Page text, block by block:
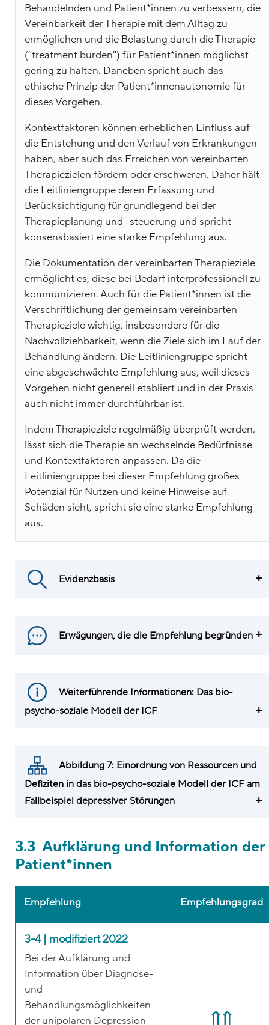
Behandelnden und Patient*innen zu verbessern, die
Vereinbarkeit der Therapie mit dem Alltag zu
ermöglichen und die Belastung durch die Therapie
("treatment burden") für Patient*innen möglichst
gering zu halten. Daneben spricht auch das
ethische Prinzip der Patient*innenautonomie für
dieses Vorgehen.
Kontextfaktoren können erheblichen Einfluss auf
die Entstehung und den Verlauf von Erkrankungen
haben, aber auch das Erreichen von vereinbarten
Therapiezielen fördern oder erschweren. Daher hält
die Leitliniengruppe deren Erfassung und
Berücksichtigung für grundlegend bei der
Therapieplanung und -steuerung und spricht
konsensbasiert eine starke Empfehlung aus.
Die Dokumentation der vereinbarten Therapieziele
ermöglicht es, diese bei Bedarf interprofessionell zu
kommunizieren. Auch für die Patient*innen ist die
Verschriftlichung der gemeinsam vereinbarten
Therapieziele wichtig, insbesondere für die
Nachvollziehbarkeit, wenn die Ziele sich im Lauf der
Behandlung ändern. Die Leitliniengruppe spricht
eine abgeschwächte Empfehlung aus, weil dieses
Vorgehen nicht generell etabliert und in der Praxis
auch nicht immer durchführbar ist.
Indem Therapieziele regelmäßig überprüft werden,
lässt sich die Therapie an wechselnde Bedürfnisse
und Kontextfaktoren anpassen. Da die
Leitliniengruppe bei dieser Empfehlung großes
Potenzial für Nutzen und keine Hinweise auf
Schäden sieht, spricht sie eine starke Empfehlung
aus.
Evidenzbasis
Erwägungen, die die Empfehlung begründen
Weiterführende Informationen: Das bio-
psycho-soziale Modell der ICF
Abbildung 7: Einordnung von Ressourcen und
Defiziten in das bio-psycho-soziale Modell der ICF am
Fallbeispiel depressiver Störungen
3.3 Aufklärung und Information der
Patient*innen
Empfehlung Empfehlungsgrad
3-4 | modifiziert 2022
Bei der Aufklärung und
Information über Diagnose-
und
Behandlungsmöglichkeiten
der unipolaren Depression